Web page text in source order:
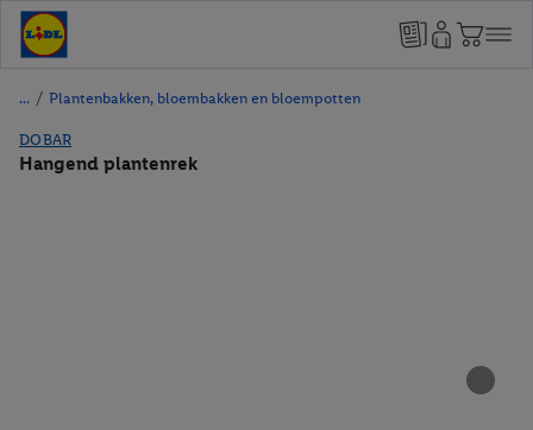
/ Plantenbakken, bloembakken en bloempotten
DOBAR
Hangend plantenrek